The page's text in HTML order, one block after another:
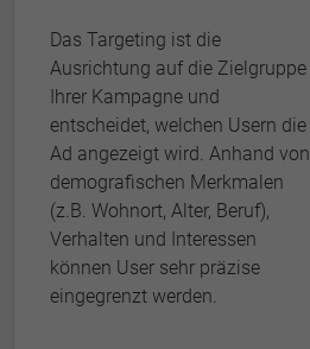
Das Targeting ist die
Ausrichtung auf die Zielgruppe
Ihrer Kampagne und
entscheidet, welchen Usern die
Ad angezeigt wird. Anhand von
demografischen Merkmalen
(z.B. Wohnort, Alter, Beruf),
Verhalten und Interessen
können User sehr präzise
eingegrenzt werden.